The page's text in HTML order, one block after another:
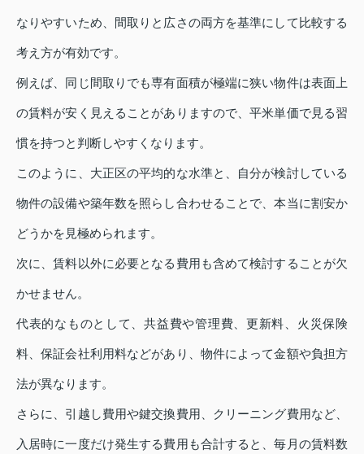
なりやすいため、間取りと広さの両方を基準にして比較する
考え方が有効です。
例えば、同じ間取りでも専有面積が極端に狭い物件は表面上
の賃料が安く見えることがありますので、平米単価で見る習
慣を持つと判断しやすくなります。
このように、大正区の平均的な水準と、自分が検討している
物件の設備や築年数を照らし合わせることで、本当に割安か
どうかを見極められます。
次に、賃料以外に必要となる費用も含めて検討することが欠
かせません。
代表的なものとして、共益費や管理費、更新料、火災保険
料、保証会社利用料などがあり、物件によって金額や負担方
法が異なります。
さらに、引越し費用や鍵交換費用、クリーニング費用など、
入居時に一度だけ発生する費用も合計すると、毎月の賃料数